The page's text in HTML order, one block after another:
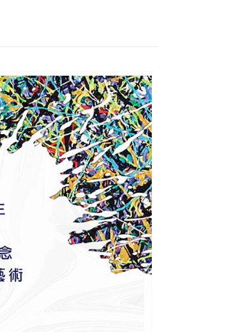
。
以下網址：
代理人或監護人之同意方可使用
辦者引起之損失，本公司不負相關責
依據個別帳號之用戶狀況，依本公司
有額度不足之情形，本公司將視審查
人資訊註冊。若發現惡意使用之情
止該用戶之使用額度並採取法律行